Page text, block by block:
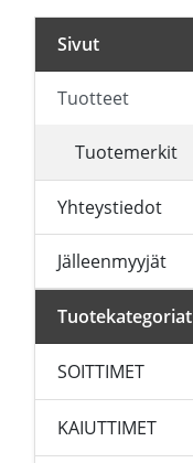
Sivut
Tuotteet
Tuotemerkit
Yhteystiedot
Jälleenmyyjät
Tuotekategoriat
SOITTIMET
KAIUTTIMET